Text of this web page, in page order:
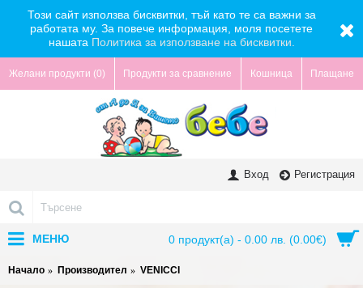
Този сайт използва бисквитки, тъй като те са важни за
работата му. За повече информация, моля посетете
нашата Политика за използване на бисквитки.
Желани продукти (0) Продукти за сравнение Кошница Плащане
0 продукт(а) - 0.00 лв. (0.00€)
Вход Регистрация
МЕНЮ
Начало Производител VENICCI